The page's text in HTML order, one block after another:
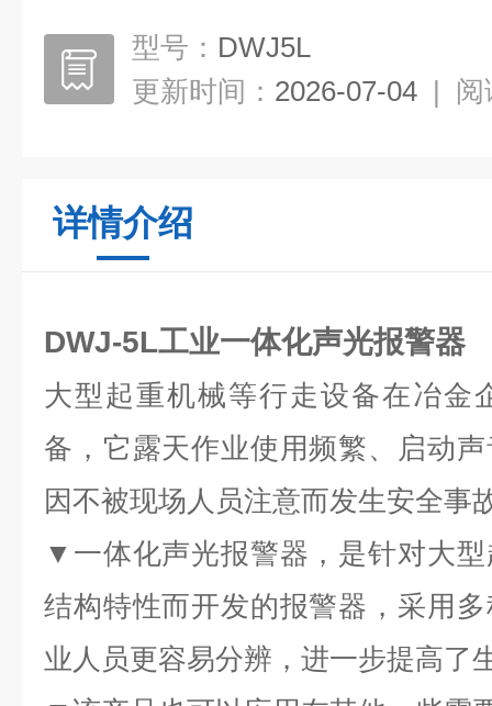
型号： DWJ5L
更新时间： 2026-07-04 | 阅
详情介绍
DWJ-5L工业一体化声光报警器
大型起重机械等行走设备在冶金
备，它露天作业使用频繁、启动
因不被现场人员注意而发生安全事
▼一体化声光报警器，是针对大
结构特性而开发的报警器，采用
业人员更容易分辨，进一步提高了